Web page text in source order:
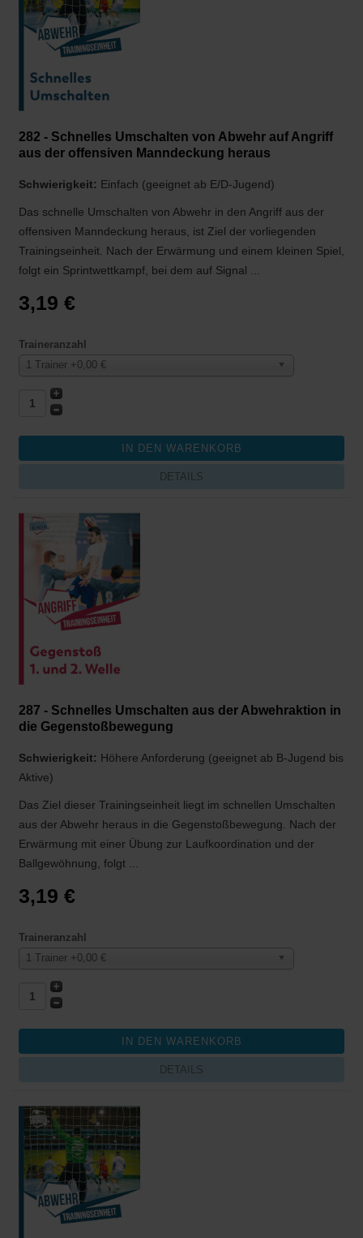
282 - Schnelles Umschalten von Abwehr auf Angriff
aus der offensiven Manndeckung heraus
Schwierigkeit: Einfach (geeignet ab E/D-Jugend)
Das schnelle Umschalten von Abwehr in den Angriff aus der
offensiven Manndeckung heraus, ist Ziel der vorliegenden
Trainingseinheit. Nach der Erwärmung und einem kleinen Spiel,
folgt ein Sprintwettkampf, bei dem auf Signal ...
3,19 €
Traineranzahl
1 Trainer +0,00 €
DETAILS
287 - Schnelles Umschalten aus der Abwehraktion in
die Gegenstoßbewegung
Schwierigkeit: Höhere Anforderung (geeignet ab B-Jugend bis
Aktive)
Das Ziel dieser Trainingseinheit liegt im schnellen Umschalten
aus der Abwehr heraus in die Gegenstoßbewegung. Nach der
Erwärmung mit einer Übung zur Laufkoordination und der
Ballgewöhnung, folgt ...
3,19 €
Traineranzahl
1 Trainer +0,00 €
DETAILS